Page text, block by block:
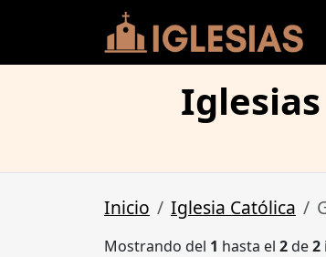
Inicio Iglesia Católica
Mostrando del 1 hasta el 2de2